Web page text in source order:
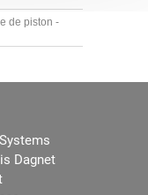
de piston -
Dagnet